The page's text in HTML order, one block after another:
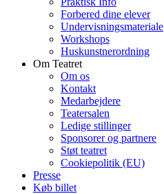
Forbered dine elever
Undervisningsmateriale
Workshops
Huskunstnerordning
Om Teatret
Om os
Kontakt
Medarbejdere
Teatersalen
Ledige stillinger
Sponsorer og partnere
Støt teatret
Cookiepolitik (EU)
Presse
Køb billet